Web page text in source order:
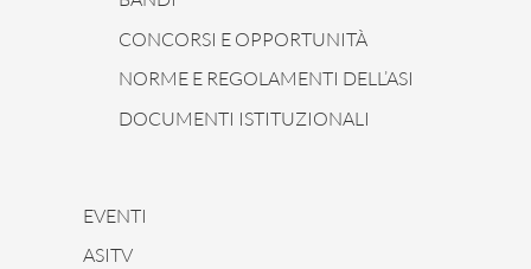
CONCORSI E OPPORTUNITÀ
NORME E REGOLAMENTI DELL’ASI
DOCUMENTI ISTITUZIONALI
EVENTI
ASITV